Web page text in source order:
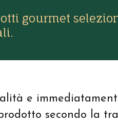
gourmet
e
secondo la